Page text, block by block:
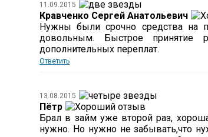
11.09.2015
Кравченко Сергей Анатольевич
Нужны были срочно средства на
довольным. Быстрое принятие
дополнительных переплат.
Ответить
13.08.2015
Пётр
Брал в займ уже второй раз,
нужно. Но нужно не забывать,что